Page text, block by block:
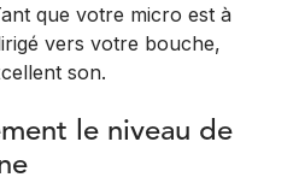
que votre micro est à
vers votre bouche,
son.
le niveau de